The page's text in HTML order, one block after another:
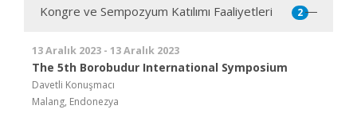
Kongre ve Sempozyum Katılımı Faaliyetleri 2
13 Aralık 2023 - 13 Aralık 2023
The 5th Borobudur International Symposium
Davetli Konuşmacı
Malang, Endonezya